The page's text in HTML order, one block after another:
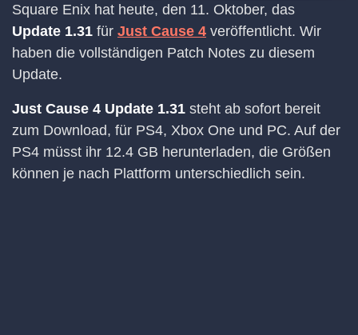
Square Enix hat heute, den 11. Oktober, das
Update 1.31 für Just Cause 4 veröffentlicht. Wir
haben die vollständigen Patch Notes zu diesem
Update.
Just Cause 4 Update 1.31 steht ab sofort bereit
zum Download, für PS4, Xbox One und PC. Auf der
PS4 müsst ihr 12.4 GB herunterladen, die Größen
können je nach Plattform unterschiedlich sein.